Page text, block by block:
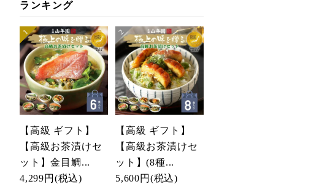
ランキング
【高級 ギフト】
【高級お茶漬けセ
ット】金目鯛...
4,299円 (税込)
【高級 ギフト】
【高級お茶漬けセ
ット】(8種...
5,600円 (税込)